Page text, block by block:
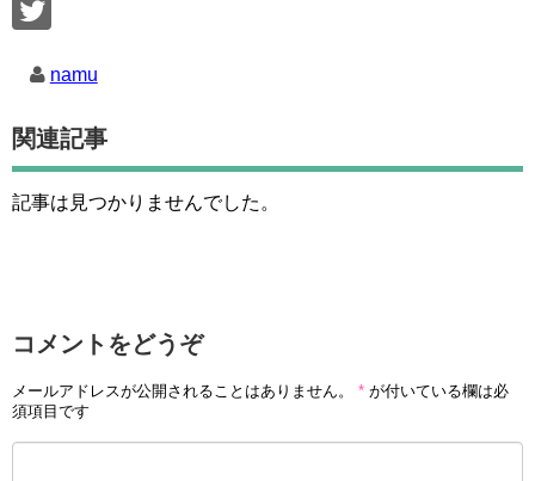
namu
関連記事
記事は見つかりませんでした。
コメントをどうぞ
メールアドレスが公開されることはありません。 * が付いている欄は必
須項目です